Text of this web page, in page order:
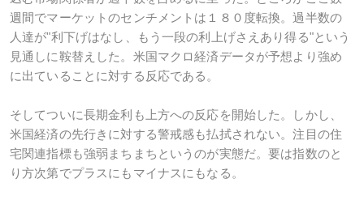
週間でマーケットのセンチメントは１８０度転換。過半数の
人達が"利下げはなし、もう一段の利上げさえあり得る"という
見通しに鞍替えした。米国マクロ経済データが予想より強め
に出ていることに対する反応である。
そしてついに長期金利も上方への反応を開始した。しかし、
米国経済の先行きに対する警戒感も払拭されない。注目の住
宅関連指標も強弱まちまちというのが実態だ。要は指数のと
り方次第でプラスにもマイナスにもなる。